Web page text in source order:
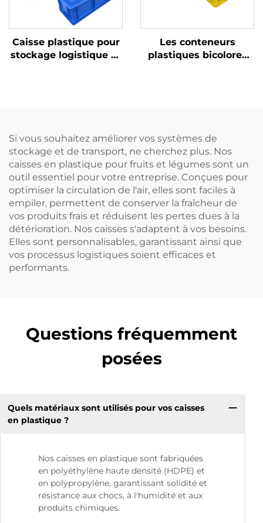
Caisse plastique pour
stockage logistique et
Les conteneurs
plastiques bicolores
Si vous souhaitez améliorer vos systèmes de
stockage et de transport, ne cherchez plus. Nos
caisses en plastique pour fruits et légumes sont un
outil essentiel pour votre entreprise. Conçues pour
optimiser la circulation de l'air, elles sont faciles à
empiler, permettent de conserver la fraîcheur de
vos produits frais et réduisent les pertes dues à la
détérioration. Nos caisses s'adaptent à vos besoins.
Elles sont personnalisables, garantissant ainsi que
vos processus logistiques soient efficaces et
performants.
Questions fréquemment
posées
Quels matériaux sont utilisés pour vos caisses
en plastique ?
Nos caisses en plastique sont fabriquées
en polyéthylène haute densité (HDPE) et
en polypropylène, garantissant solidité et
résistance aux chocs, à l'humidité et aux
produits chimiques.